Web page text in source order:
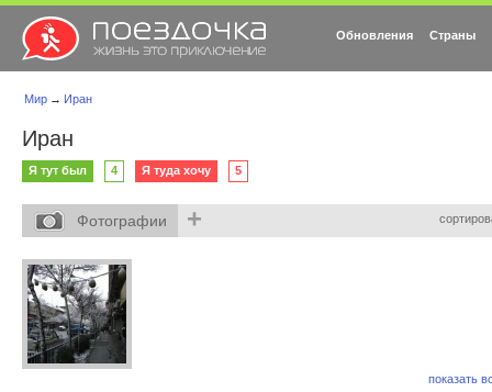
Обновления Страны
Мир → Иран
Иран
Я тут был 4 Я туда хочу 5
Фотографии +
показать